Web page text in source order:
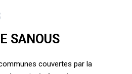
SANOUS
couvertes par la